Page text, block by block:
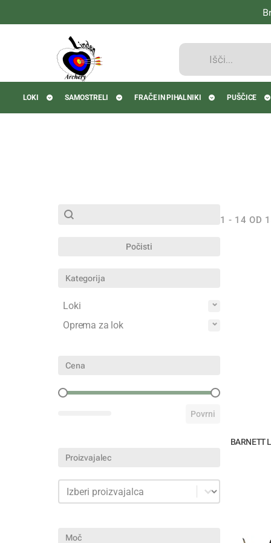
Products
LOKI SAMOSTRELI FRAČE IN PIHALNIKI PUŠČICE
SubSearch
Search content
Počisti
Kategorija
Kategorija
Loki
Oprema za lok
Cena
Cena
Povrni
Proizvajalec
Proizvajalec
Proizvajalec
Moč
1 - 14 OD
BARNETT